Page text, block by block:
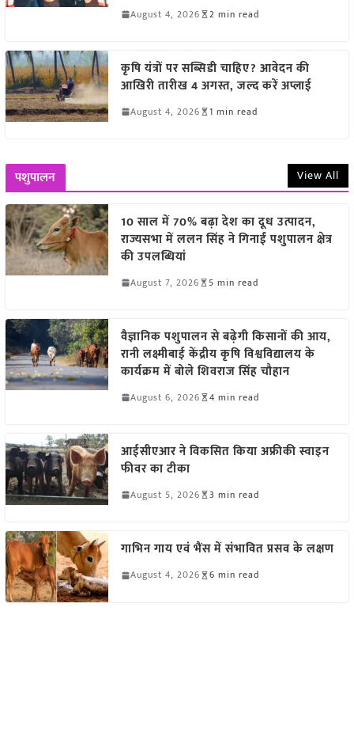
August 4, 2026 2 min read
कृषि यंत्रों पर सब्सिडी चाहिए? आवेदन की
आखिरी तारीख 4 अगस्त, जल्द करें अप्लाई
August 4, 2026 1 min read
पशुपालन View All
10 साल में 70% बढ़ा देश का दूध उत्पादन,
राज्यसभा में ललन सिंह ने गिनाईं पशुपालन क्षेत्र
की उपलब्धियां
August 7, 2026 5 min read
वैज्ञानिक पशुपालन से बढ़ेगी किसानों की आय,
रानी लक्ष्मीबाई केंद्रीय कृषि विश्वविद्यालय के
कार्यक्रम में बोले शिवराज सिंह चौहान
August 6, 2026 4 min read
आईसीएआर ने विकसित किया अफ्रीकी स्वाइन
फीवर का टीका
August 5, 2026 3 min read
गाभिन गाय एवं भैंस में संभावित प्रसव के लक्षण
August 4, 2026 6 min read